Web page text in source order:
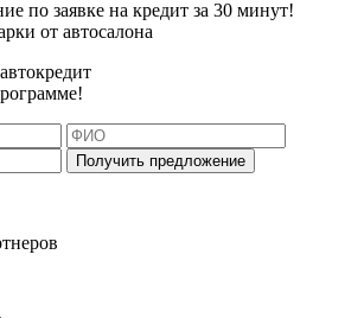
по заявке на кредит за 30 минут!
от автосалона
Получить предложение